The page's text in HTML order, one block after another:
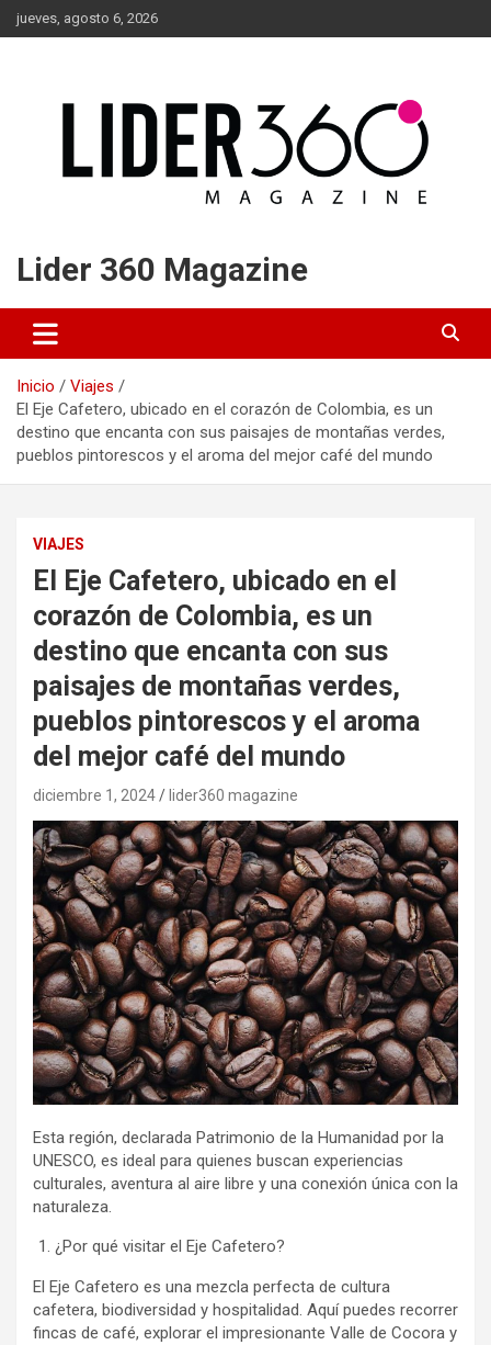
Saltar
al
jueves, agosto 6, 2026
Lider 360 Magazine
Inicio
Viajes
El Eje Cafetero, ubicado en el corazón de Colombia, es un
destino que encanta con sus paisajes de montañas verdes,
pueblos pintorescos y el aroma del mejor café del mundo
VIAJES
El Eje Cafetero, ubicado en el
corazón de Colombia, es un
destino que encanta con sus
paisajes de montañas verdes,
pueblos pintorescos y el aroma
del mejor café del mundo
diciembre 1, 2024 lider360 magazine
Esta región, declarada Patrimonio de la Humanidad por la
UNESCO, es ideal para quienes buscan experiencias
culturales, aventura al aire libre y una conexión única con la
naturaleza.
¿Por qué visitar el Eje Cafetero?
El Eje Cafetero es una mezcla perfecta de cultura
cafetera, biodiversidad y hospitalidad. Aquí puedes recorrer
fincas de café, explorar el impresionante Valle de Cocora y